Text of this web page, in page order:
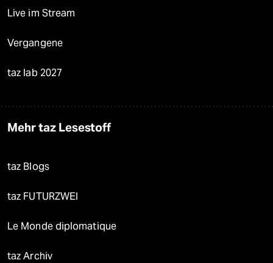
Live im Stream
Vergangene
taz lab 2027
Mehr taz Lesestoff
taz Blogs
taz FUTURZWEI
Le Monde diplomatique
taz Archiv